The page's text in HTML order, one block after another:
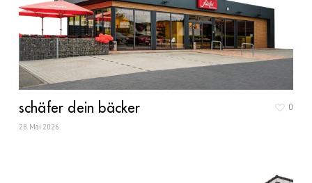
schäfer dein bäcker
28. Mai 2026
0